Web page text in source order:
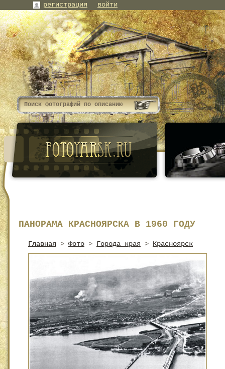
ПАНОРАМА КРАСНОЯРСКА В 1960 ГОДУ
Главная > Фото > Города края > Красноярск
регистрация войти